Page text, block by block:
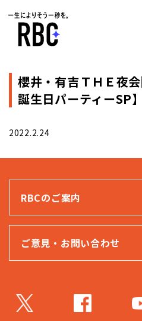
櫻井・有吉ＴＨＥ夜
誕生日パーティーSP】
2022.2.24
RBCのご案内
ご意見・お問い合わせ